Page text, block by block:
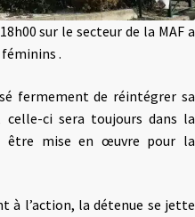
sur le secteur de la MAF a
.
fermement de réintégrer sa
ci sera toujours dans la
être mise en œuvre pour la
à l’action, la détenue se jette